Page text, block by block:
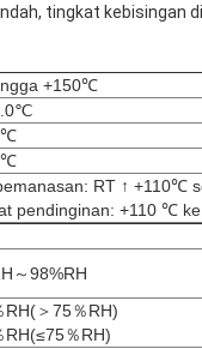
tingkat kebisingan
+150℃
℃
℃
RT ↑ +110℃
pendinginan: +110 ℃
～98%RH
RH(＞75％RH)
RH(≤75％RH)